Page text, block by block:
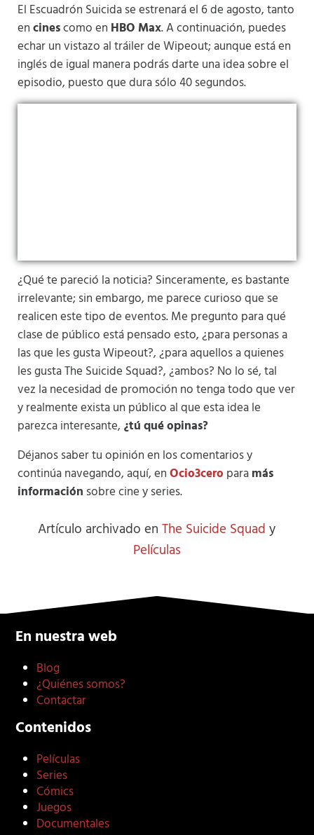
El Escuadrón Suicida se estrenará el 6 de agosto, tanto
encinescomo en HBO Max. A continuación, puedes
echar un vistazo al tráiler de Wipeout; aunque está en
inglés de igual manera podrás darte una idea sobre el
episodio, puesto que dura sólo 40 segundos.
¿Qué te pareció la noticia? Sinceramente, es bastante
irrelevante; sin embargo, me parece curioso que se
realicen este tipo de eventos. Me pregunto para qué
clase de público está pensado esto, ¿para personas a
las que les gusta Wipeout?, ¿para aquellos a quienes
les gusta The Suicide Squad?, ¿ambos? No lo sé, tal
vez la necesidad de promoción no tenga todo que ver
y realmente exista un público al que esta idea le
parezca interesante, ¿tú qué opinas?
Déjanos saber tu opinión en los comentarios y
continúa navegando, aquí, enOcio3cero paramás
información sobre cine y series.
Artículo archivado enThe Suicide Squad y
Películas
En nuestra web
Blog
¿Quiénes somos?
Contactar
Contenidos
Películas
Series
Cómics
Juegos
Documentales